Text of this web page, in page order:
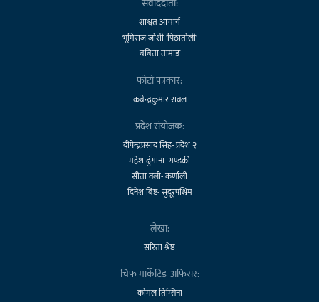
शाश्वत आचार्य
भूमिराज जोशी 'पिठातोली'
बबिता तामाङ
फोटो पत्रकार:
कबेन्द्रकुमार रावल
प्रदेश संयोजक:
दीपेन्द्रप्रसाद सिंह- प्रदेश २
महेश ढुंगाना- गण्डकी
सीता वली- कर्णाली
दिनेश बिष्ट- सुदूरपश्चिम
लेखा:
सरिता श्रेष्ठ
चिफ मार्केटिङ अफिसर:
कोमल तिम्सिना